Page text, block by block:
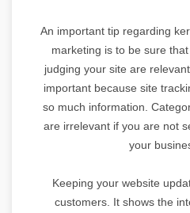
An important tip regarding
marketing is to be sure
judging your site are
important because site
so much information.
are irrelevant if you are not
your
Keeping your website
customers. It shows the